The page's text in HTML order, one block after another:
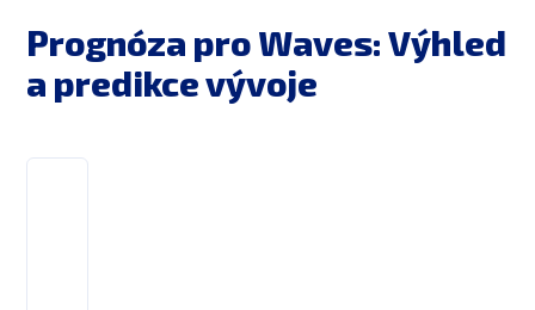
Prognóza pro Waves: Výhled
a predikce vývoje